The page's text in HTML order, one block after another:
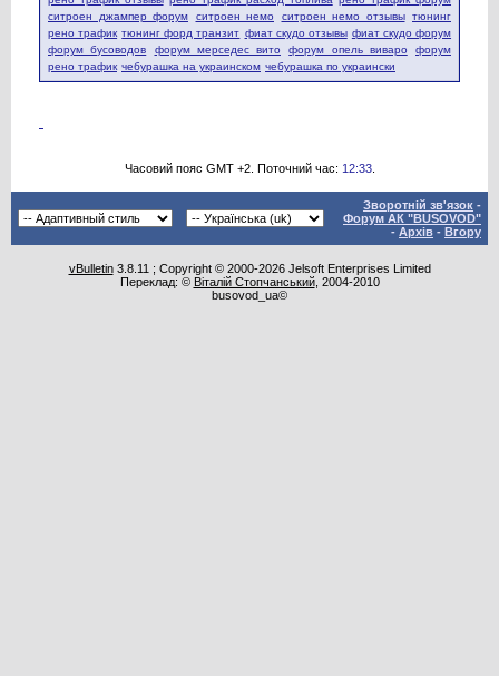
ситроен джампер форум
ситроен немо ситроен немо отзывы тюнинг
рено трафик тюнинг форд транзит фиат скудо отзывы фиат скудо форум
форум бусоводов
форум мерседес вито форум опель виваро
форум
рено трафик чебурашка на украинском чебурашка по украински
Часовий пояс GMT +2. Поточний час: 12:33.
Зворотній зв'язок -
Форум АК "BUSOVOD"
- Архів - Вгору
vBulletin3.8.11 ; Copyright © 2000-2026 Jelsoft Enterprises Limited
Переклад: © Віталій Стопчанський, 2004-2010
busovod_ua©